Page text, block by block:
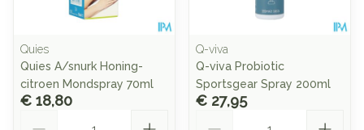
Quies
Quies A/snurk Honing-
citroen Mondspray 70ml
€ 18,80
Q-viva
Q-viva Probiotic
Sportsgear Spray 200ml
€ 27,95